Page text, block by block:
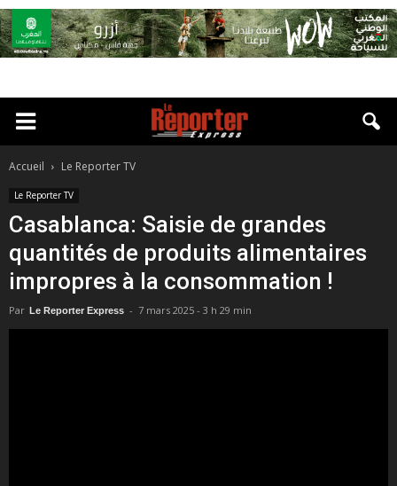
Accueil Le Reporter TV
Le Reporter TV
Casablanca: Saisie de grandes
quantités de produits alimentaires
impropres à la consommation !
Par Le Reporter Express - 7 mars 2025 - 3 h 29 min